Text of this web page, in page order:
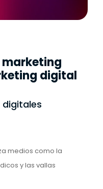
marketing
digital
digitales
medios como la
y las vallas